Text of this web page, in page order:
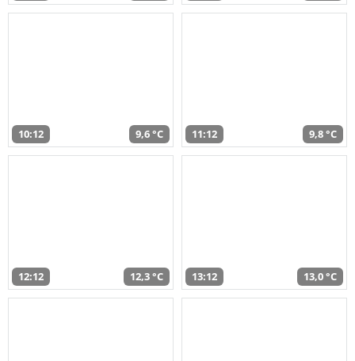
10:12 9,6 °C 11:12 9,8 °C
12:12 12,3 °C 13:12 13,0 °C